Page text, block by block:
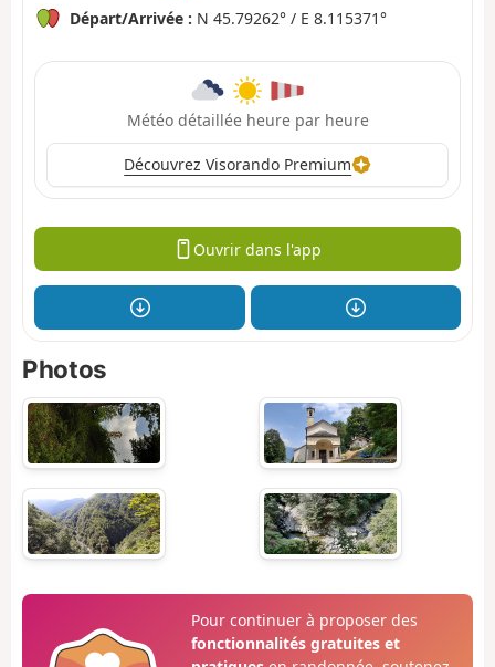
Départ/Arrivée : N 45.79262° / E 8.115371°
Météo détaillée heure par heure
Découvrez Visorando Premium
Ouvrir dans l'app
Photos
Pour continuer à proposer des
fonctionnalités gratuites et